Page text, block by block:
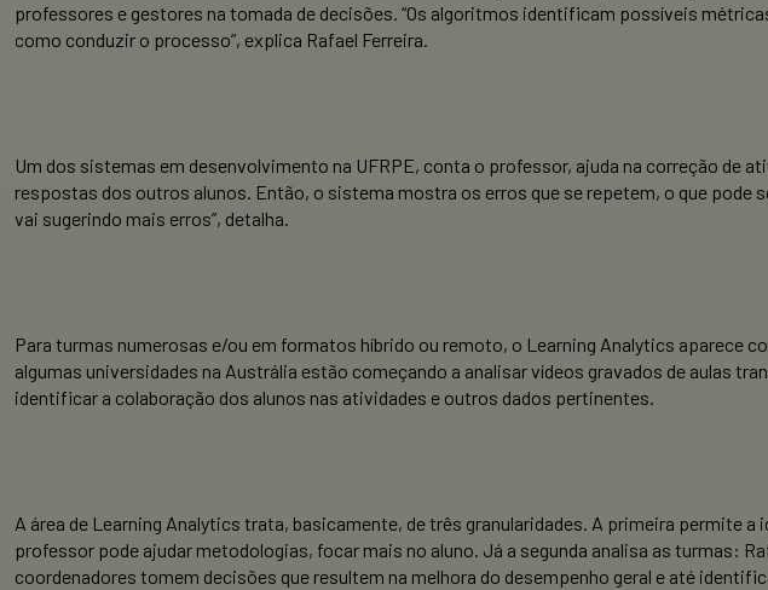
professores e gestores na tomada de decisões. “Os algoritmos identificam possíveis
como conduzir o processo”, explica Rafael Ferreira.
Um dos sistemas em desenvolvimento na UFRPE, conta o professor, ajuda na correção de
respostas dos outros alunos. Então, o sistema mostra os erros que se repetem, o que
vai sugerindo mais erros”, detalha.
Para turmas numerosas e/ou em formatos híbrido ou remoto, o Learning Analytics aparece
algumas universidades na Austrália estão começando a analisar vídeos gravados de aulas
identificar a colaboração dos alunos nas atividades e outros dados pertinentes.
A área de Learning Analytics trata, basicamente, de três granularidades. A primeira permite
professor pode ajudar metodologias, focar mais no aluno. Já a segunda analisa as turmas:
coordenadores tomem decisões que resultem na melhora do desempenho geral e até